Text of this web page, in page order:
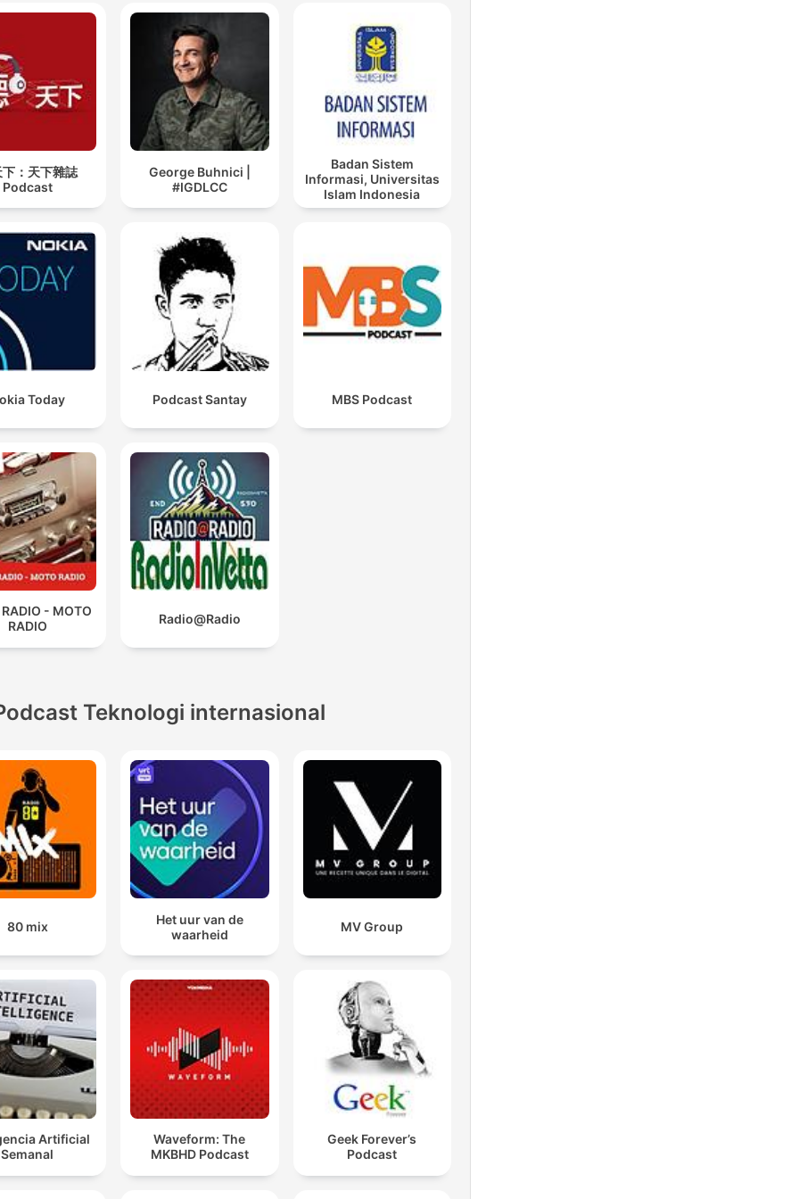
：天下雜誌
Podcast
George Buhnici |
#IGDLCC
Badan Sistem
Informasi, Universitas
Islam Indonesia
Today Podcast Santay MBS Podcast
- MOTO
RADIO
Radio@Radio
Teknologi internasional
80 mix
Het uur van de
waarheid
MV Group
Artificial
Semanal
Waveform: The
MKBHD Podcast
Geek Forever’s
Podcast